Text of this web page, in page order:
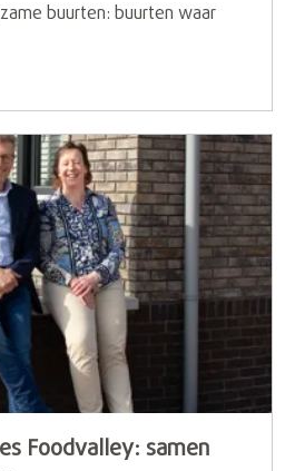
buurten: buurten waar
Foodvalley: samen